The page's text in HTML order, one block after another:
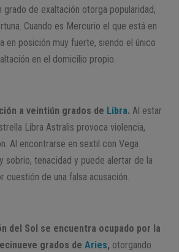
grado de exaltación otorga popularidad,
Cuando es Mercurio el que está en
en posición muy fuerte, siendo el único
en el domicilio propio.
a veintiún grados de Libra. Al estar
Libra Astralis provoca violencia,
Al encontrarse en sextil con Vega
sobrio, tenacidad y puede alertar de la
cuestión de una falsa acusación.
del Sol se encuentra ocupado por la
grados de Aries, otorgando